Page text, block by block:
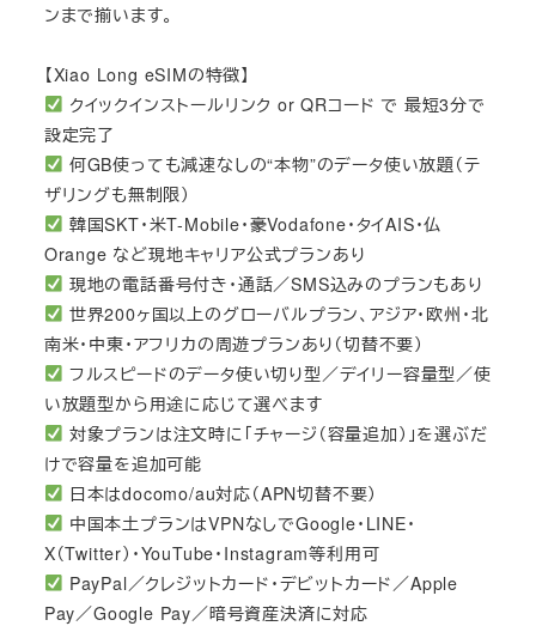
ンまで揃います。
【Xiao Long eSIMの特徴】
クイックインストールリンク or QRコード で 最短3分で
設定完了
何GB使っても減速なしの“本物”のデータ使い放題（テ
ザリングも無制限）
韓国SKT・米T-Mobile・豪Vodafone・タイAIS・仏
Orange など現地キャリア公式プランあり
現地の電話番号付き・通話／SMS込みのプランもあり
世界200ヶ国以上のグローバルプラン、アジア・欧州・北
南米・中東・アフリカの周遊プランあり（切替不要）
フルスピードのデータ使い切り型／デイリー容量型／使
い放題型から用途に応じて選べます
対象プランは注文時に「チャージ（容量追加）」を選ぶだ
けで容量を追加可能
日本はdocomo/au対応（APN切替不要）
中国本土プランはVPNなしでGoogle・LINE・
X（Twitter）・YouTube・Instagram等利用可
PayPal／クレジットカード・デビットカード／Apple
Pay／Google Pay／暗号資産決済に対応